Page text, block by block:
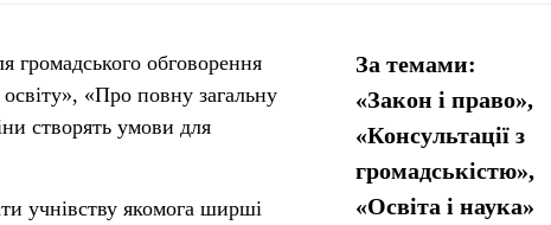
громадського обговорення
«Про повну загальну
створять умови для
учнівству якомога ширші
За темами:
«Закон і право»,
«Консультації з
громадськістю»,
«Освіта і наука»